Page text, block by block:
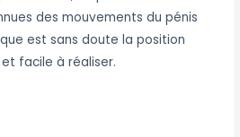
des mouvements du pénis
est sans doute la position
facile à réaliser.